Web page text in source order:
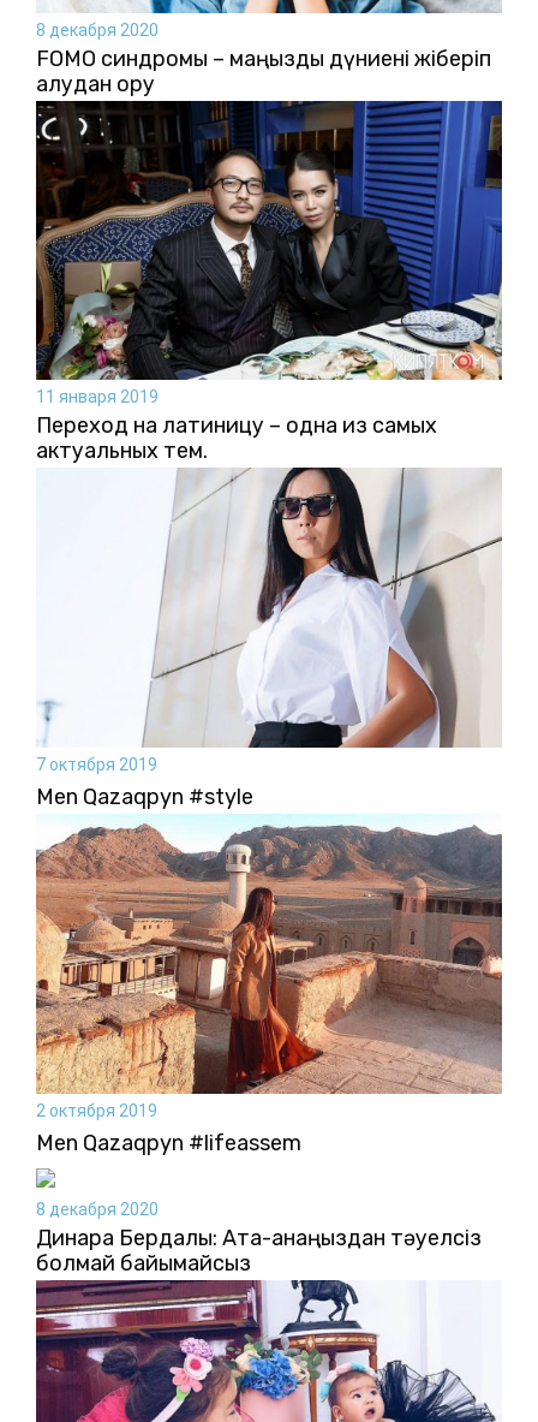
8 декабря 2020
FOMO синдромы – маңызды дүниені жіберіп
алудан қорқу
11 января 2019
Переход на латиницу – одна из самых
актуальных тем.
7 октября 2019
Men Qazaqpyn #style
2 октября 2019
Men Qazaqpyn #lifeassem
8 декабря 2020
Динара Бердалы: Ата-анаңыздан тәуелсіз
болмай байымайсыз